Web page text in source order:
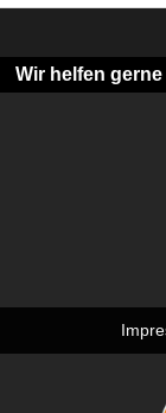
Wir helfen